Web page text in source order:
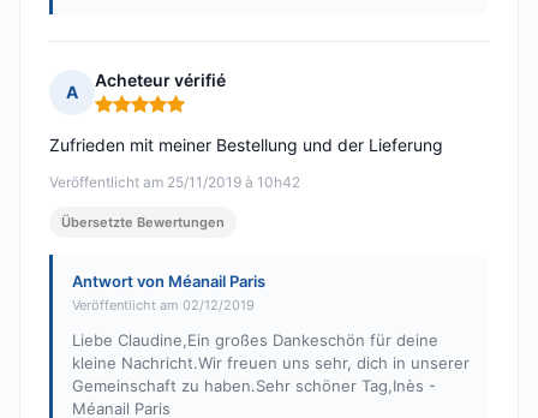
A
Acheteur vérifié
Hinweis: 5 von 5
Veröffentlicht am 25/11/2019 à 10h42
Zufrieden mit meiner Bestellung und der Lieferung
Übersetzte Bewertungen
Antwort von Méanail Paris
Veröffentlicht am 02/12/2019
Liebe Claudine,Ein großes Dankeschön für deine
kleine Nachricht.Wir freuen uns sehr, dich in unserer
Gemeinschaft zu haben.Sehr schöner Tag,Inès -
Méanail Paris